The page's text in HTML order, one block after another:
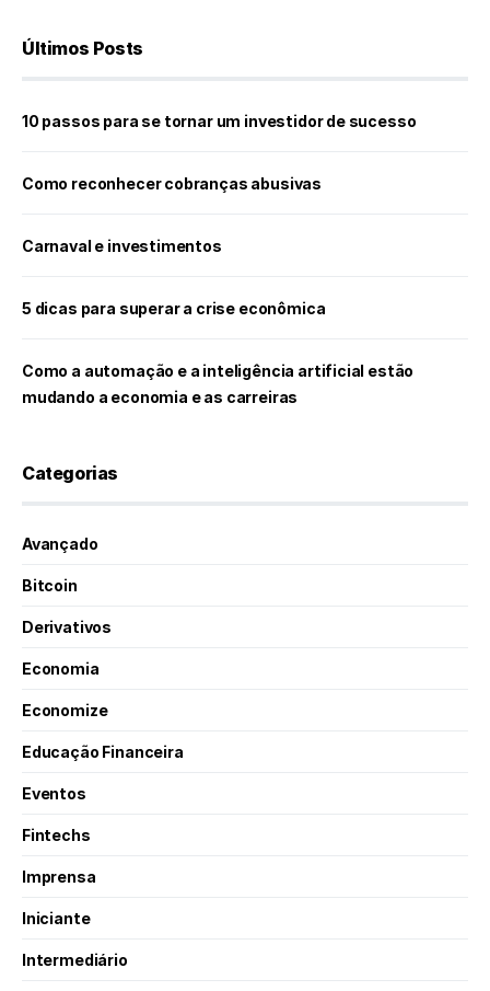
Últimos Posts
10 passos para se tornar um investidor de sucesso
Como reconhecer cobranças abusivas
Carnaval e investimentos
5 dicas para superar a crise econômica
Como a automação e a inteligência artificial estão
mudando a economia e as carreiras
Categorias
Avançado
Bitcoin
Derivativos
Economia
Economize
Educação Financeira
Eventos
Fintechs
Imprensa
Iniciante
Intermediário